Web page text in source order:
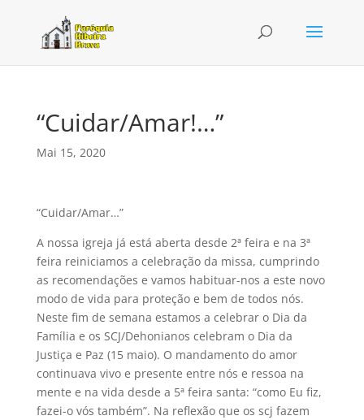
“Cuidar/Amar!…”
Mai 15, 2020
“Cuidar/Amar…”
A nossa igreja já está aberta desde 2ª feira e na 3ª
feira reiniciamos a celebração da missa, cumprindo
as recomendações e vamos habituar-nos a este novo
modo de vida para proteção e bem de todos nós.
Neste fim de semana estamos a celebrar o Dia da
Família e os SCJ/Dehonianos celebram o Dia da
Justiça e Paz (15 maio). O mandamento do amor
continuava vivo e presente entre nós e ressoa na
mente e na vida desde a 5ª feira santa: “como Eu fiz,
fazei-o vós também”. Na reflexão que os scj fazem